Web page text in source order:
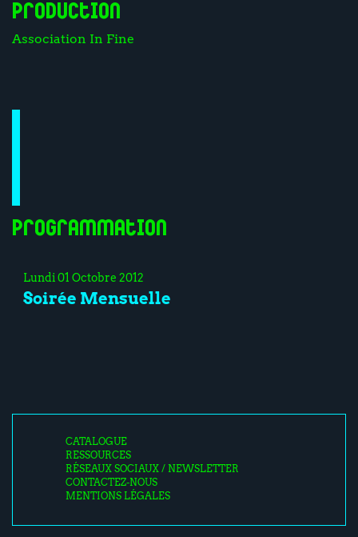
Production
Association In Fine
Programmation
Lundi 01 Octobre 2012
Soirée Mensuelle
CATALOGUE
RESSOURCES
RÉSEAUX SOCIAUX / NEWSLETTER
CONTACTEZ-NOUS
MENTIONS LÉGALES